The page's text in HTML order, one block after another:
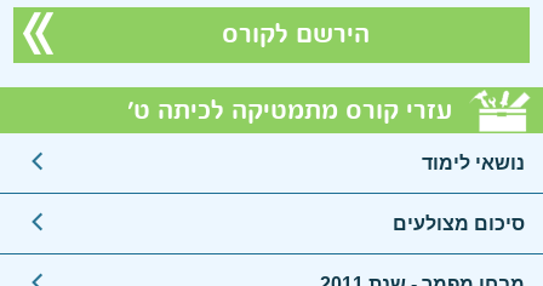
הירשם לקורס
עזרי קורס מתמטיקה לכיתה ט'
נושאי לימוד
סיכום מצולעים